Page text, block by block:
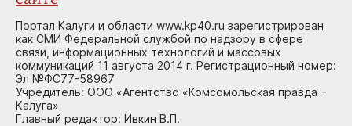
Портал Калуги и области www.kp40.ru зарегистрирован
как СМИ Федеральной службой по надзору в сфере
связи, информационных технологий и массовых
коммуникаций 11 августа 2014 г. Регистрационный номер:
Эл №ФС77-58967
Учредитель: ООО «Агентство «Комсомольская правда –
Калуга»
Главный редактор: Ивкин В.П.